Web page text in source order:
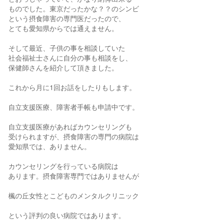
ものでした。東京だったかな？？のシンビ
という摂食障害の専門医だったので、
とても愛知県からでは通えません。
そして最近、子供の事を相談していた
社会福祉士さんに自分の事も相談をし、
保健師さんを紹介して頂きました。
これから月に1回お話をしたりもします。
自立支援医療、障害者手帳も申請中です。
自立支援医療があればカウンセリングも
受けられますが、摂食障害の専門の病院は
愛知県では、ありません。
カウンセリングを行っている病院は
あります。摂食障害専門ではありませんが
楓の丘女性とこどものメンタルクリニック
という評判の良い病院ではあります。